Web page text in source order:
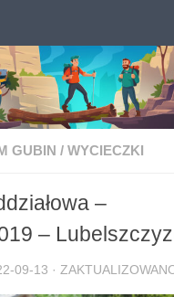
GUBIN / WYCIECZKI
–
–
09-13 ·